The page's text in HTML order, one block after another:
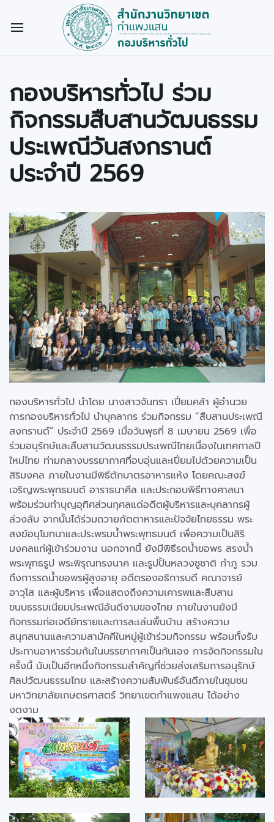
กองบริหารทั่วไป ร่วม
กิจกรรมสืบสานวัฒนธรรม
ประเพณีวันสงกรานต์
ประจำปี 2569
กองบริหารทั่วไป นำโดย นางสาวจันทรา เปี่ยมคล้า ผู้อำนวย
การกองบริหารทั่วไป นำบุคลากร ร่วมกิจกรรม “สืบสานประเพณี
สงกรานต์” ประจำปี 2569 เมื่อวันพุธที่ 8 เมษายน 2569 เพื่อ
ร่วมอนุรักษ์และสืบสานวัฒนธรรมประเพณีไทยเนื่องในเทศกาลปี
ใหม่ไทย ท่ามกลางบรรยากาศที่อบอุ่นและเปี่ยมไปด้วยความเป็น
สิริมงคล ภายในงานมีพิธีตักบาตรอาหารแห้ง โดยคณะสงฆ์
เจริญพระพุทธมนต์ อาราธนาศีล และประกอบพิธีทางศาสนา
พร้อมร่วมทำบุญอุทิศส่วนกุศลแด่อดีตผู้บริหารและบุคลากรผู้
ล่วงลับ จากนั้นได้ร่วมถวายภัตตาหารและปัจจัยไทยธรรม พระ
สงฆ์อนุโมทนาและประพรมน้ำพระพุทธมนต์ เพื่อความเป็นสิริ
มงคลแก่ผู้เข้าร่วมงาน นอกจากนี้ ยังมีพิธีรดน้ำขอพร สรงน้ำ
พระพุทธรูป พระพิรุณทรงนาค และรูปปั้นหลวงชูชาติ กำภู รวม
ถึงการรดน้ำขอพรผู้สูงอายุ อดีตรองอธิการบดี คณาจารย์
อาวุโส และผู้บริหาร เพื่อแสดงถึงความเคารพและสืบสาน
ขนบธรรมเนียมประเพณีอันดีงามของไทย ภายในงานยังมี
กิจกรรมก่อเจดีย์ทรายและการละเล่นพื้นบ้าน สร้างความ
สนุกสนานและความสามัคคีในหมู่ผู้เข้าร่วมกิจกรรม พร้อมทั้งรับ
ประทานอาหารร่วมกันในบรรยากาศเป็นกันเอง การจัดกิจกรรมใน
ครั้งนี้ นับเป็นอีกหนึ่งกิจกรรมสำคัญที่ช่วยส่งเสริมการอนุรักษ์
ศิลปวัฒนธรรมไทย และสร้างความสัมพันธ์อันดีภายในชุมชน
มหาวิทยาลัยเกษตรศาสตร์ วิทยาเขตกำแพงแสน ได้อย่าง
งดงาม